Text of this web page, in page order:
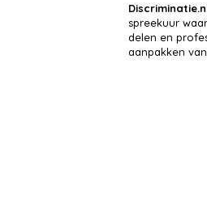
spreekuur
delen en
aanpakken